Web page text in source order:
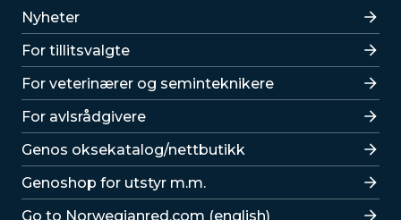
Lenker
Nyheter
For tillitsvalgte
For veterinærer og seminteknikere
For avlsrådgivere
Lenker
Genos oksekatalog/nettbutikk
Genoshop for utstyr m.m.
Go to Norwegianred.com (english)